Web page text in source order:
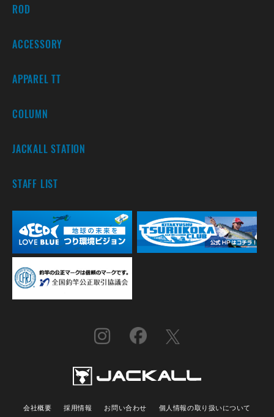
ROD
ACCESSORY
APPAREL TT
COLUMN
JACKALL STATION
STAFF LIST
会社概要 採用情報 お問い合わせ 個人情報の取り扱いについて